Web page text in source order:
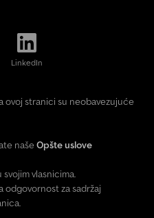
LinkedIn
ovoj stranici su neobavezujuće
naše Opšte uslove
vlasnicima.
odgovornost za sadržaj